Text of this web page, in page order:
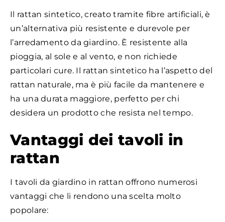
Il rattan sintetico, creato tramite fibre artificiali, è
un’alternativa più resistente e durevole per
l’arredamento da giardino. È resistente alla
pioggia, al sole e al vento, e non richiede
particolari cure. Il rattan sintetico ha l’aspetto del
rattan naturale, ma è più facile da mantenere e
ha una durata maggiore, perfetto per chi
desidera un prodotto che resista nel tempo.
Vantaggi dei tavoli in
rattan
I tavoli da giardino in rattan offrono numerosi
vantaggi che li rendono una scelta molto
popolare: